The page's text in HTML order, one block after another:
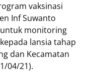
vaksinasi
Inf Suwanto
monitoring
lansia tahap
dan Kecamatan
04/21).